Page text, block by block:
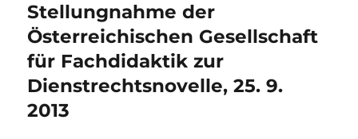
Vorheriger
Beitrag:
Stellungnahme der
Österreichischen Gesellschaft
für Fachdidaktik zur
Dienstrechtsnovelle, 25. 9.
2013